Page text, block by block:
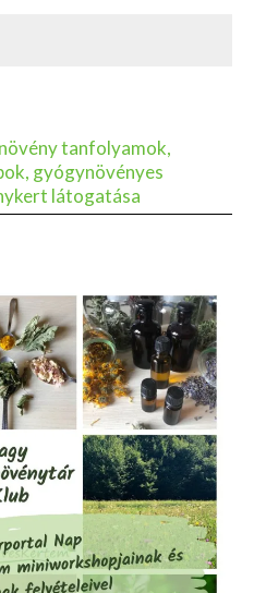
tanfolyamok,
gyógynövényes
látogatása